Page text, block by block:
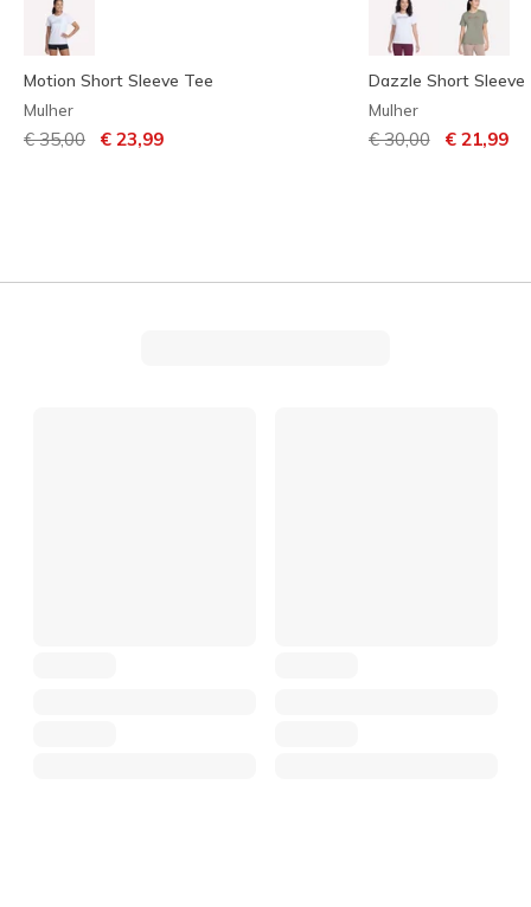
Motion Short Sleeve Tee
Mulher
Preço com desconto de
€ 35,00 para
€ 23,99
Dazzle Short Sleeve
Mulher
Preço com
€ 30,00para
€ 21,99